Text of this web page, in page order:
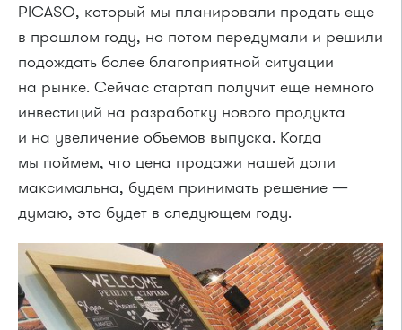
PICASO, который мы планировали продать еще
в прошлом году, но потом передумали и решили
подождать более благоприятной ситуации
на рынке. Сейчас стартап получит еще немного
инвестиций на разработку нового продукта
и на увеличение объемов выпуска. Когда
мы поймем, что цена продажи нашей доли
максимальна, будем принимать решение —
думаю, это будет в следующем году.